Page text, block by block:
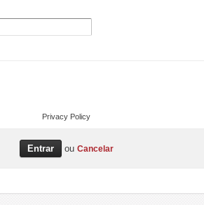
Privacy Policy
ou Cancelar